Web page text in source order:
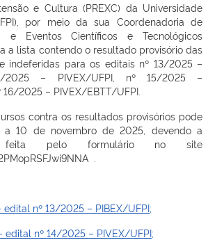
e Cultura (PREXC) da Universidade
por meio da sua Coordenadoria de
e Eventos Científicos e Tecnológicos
a lista contendo o resultado provisório das
indeferidas para os editais nº 13/2025 –
2025 – PIVEX/UFPI, nº 15/2025 –
16/2025 – PIVEX/EBTT/UFPI.
contra os resultados provisórios pode
10 de novembro de 2025, devendo a
feita pelo formulário no site
.
nº 13/2025 – PIBEX/UFPI;
edital nº 14/2025 – PIVEX/UFPI;